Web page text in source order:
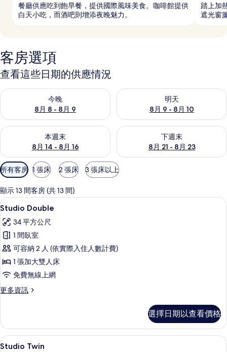
餐廳供應吃到飽早餐，提供國際風味美食。咖啡館提供
白天小吃，而酒吧則增添夜晚魅力。
踏上加
遮光窗
客房選項
查看這些日期的供應情況
今晚
8月 8 - 8月 9
查看今晚 (8月 8 - 8月 9) 的供應情況
明天
8月 9 - 8月 10
查看明天 (8月 9 - 8月 10) 的供
本週末
8月 14 - 8月 16
查看本週末 (8月 14 - 8月 16) 的供應情況
下週末
8月 21 - 8月 23
查看下週末 (8月 21 - 8月 23)
可
用
的
客
房
篩
選
條
所有客房 1 張床 2 張床 3 張床以上
顯示 13 間客房 (共 13 間)
顯
示
Studio
Double
的
所
有
相
1 間臥室、客房內保險箱、書桌、遮光
5
Studio Double
34 平方公尺
1 間臥室
可容納 2 人 (依實際入住人數計費)
1 張加大雙人床
免費無線上網
更多資訊
更
的
詳
情
選擇日期以查看價格
顯
1 間臥室、客房內保險箱、書桌、遮光
5
Studio Twin